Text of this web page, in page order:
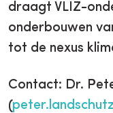
draagt VLIZ-
onderbouwen
tot de nexus
Contact: Dr.
(